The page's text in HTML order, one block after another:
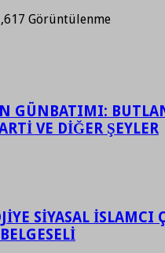
Görüntülenme
GÜNBATIMI:
VE DİĞER ŞEYLER
SİYASAL İSLAMCI